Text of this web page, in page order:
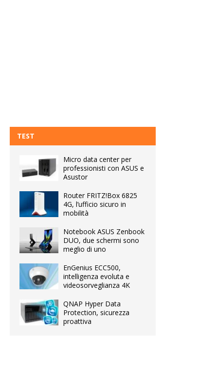
TEST
Micro data center per
professionisti con ASUS e
Asustor
Router FRITZ!Box 6825
4G, l’ufficio sicuro in
mobilità
Notebook ASUS Zenbook
DUO, due schermi sono
meglio di uno
EnGenius ECC500,
intelligenza evoluta e
videosorveglianza 4K
QNAP Hyper Data
Protection, sicurezza
proattiva